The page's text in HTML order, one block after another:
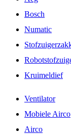
Bosch
Numatic
Kruimeldief
Ventilator
Mobiele Airco
Airco